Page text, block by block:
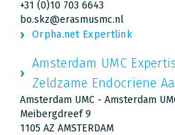
+31 (0)10 703 6643
bo.skz@erasmusmc.nl
Orpha.net Expertlink
Amsterdam UMC
Zeldzame Endocriene
Amsterdam UMC - Amsterdam
Meibergdreef 9
1105 AZ AMSTERDAM